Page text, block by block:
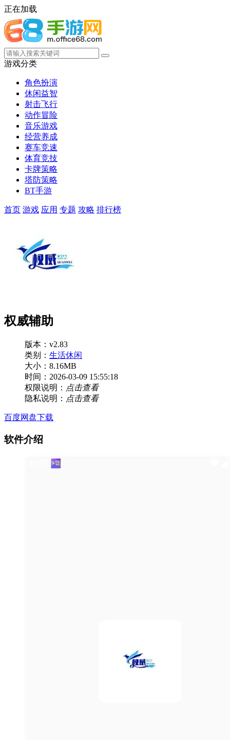
正在加载
游戏分类
角色扮演
休闲益智
射击飞行
动作冒险
音乐游戏
经营养成
赛车竞速
体育竞技
卡牌策略
塔防策略
BT手游
首页 游戏 应用 专题 攻略 排行榜
权威辅助
版本：v2.83
类别： 生活休闲
大小：8.16MB
时间：2026-03-09 15:55:18
权限说明： 点击查看
隐私说明： 点击查看
百度网盘下载
软件介绍